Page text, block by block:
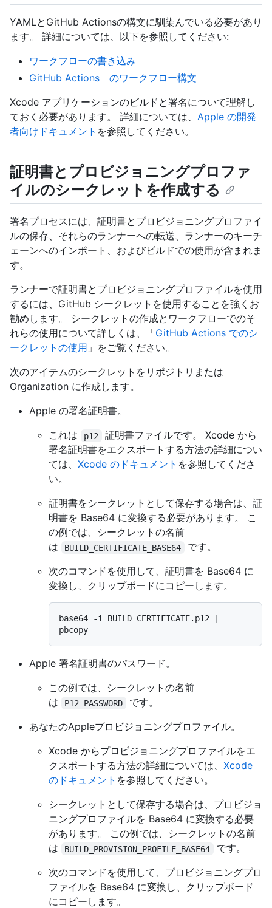
YAMLとGitHub Actionsの構文に馴染んでいる必要があり
ます。 詳細については、以下を参照してください:
ワークフローの書き込み
GitHub Actions のワークフロー構文
Xcode アプリケーションのビルドと署名について理解し
ておく必要があります。 詳細については、 Apple の開発
者向けドキュメント を参照してください。
証明書とプロビジョニングプロファ
イルのシークレットを作成する
署名プロセスには、証明書とプロビジョニングプロファイ
ルの保存、それらのランナーへの転送、ランナーのキーチ
ェーンへのインポート、およびビルドでの使用が含まれま
す。
ランナーで証明書とプロビジョニングプロファイルを使用
するには、GitHub シークレットを使用することを強くお
勧めします。 シークレットの作成とワークフローでのそ
れらの使用について詳しくは、「GitHub Actions でのシ
ークレットの使用 」をご覧ください。
次のアイテムのシークレットをリポジトリまたは
Organization に作成します。
Apple の署名証明書。
これは
p12
証明書ファイルです。 Xcode から
署名証明書をエクスポートする方法の詳細につい
ては、 Xcode のドキュメント を参照してくださ
い。
証明書をシークレットとして保存する場合は、証
明書を Base64 に変換する必要があります。 こ
の例では、シークレットの名前
は
BUILD_CERTIFICATE_BASE64
です。
次のコマンドを使用して、証明書を Base64 に
変換し、クリップボードにコピーします。
base64 -i BUILD_CERTIFICATE.p12 |
Apple 署名証明書のパスワード。
この例では、シークレットの名前
は
P12_PASSWORD
です。
あなたのAppleプロビジョニングプロファイル。
Xcode からプロビジョニングプロファイルをエ
クスポートする方法の詳細については、 Xcode
のドキュメント を参照してください。
シークレットとして保存する場合は、プロビジョ
ニングプロファイルを Base64 に変換する必要
があります。 この例では、シークレットの名前
は
BUILD_PROVISION_PROFILE_BASE64
です。
次のコマンドを使用して、プロビジョニングプロ
ファイルを Base64 に変換し、クリップボード
にコピーします。